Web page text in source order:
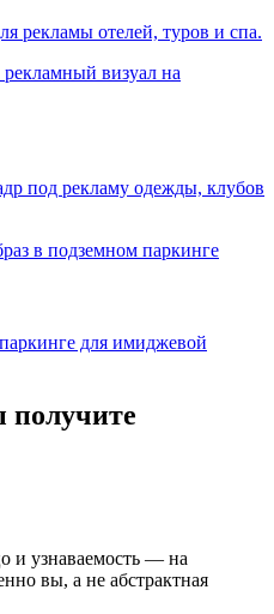
рекламы отелей, туров и спа.
под рекламу одежды, клубов
для имиджевой
получите
и узнаваемость — на
вы, а не абстрактная